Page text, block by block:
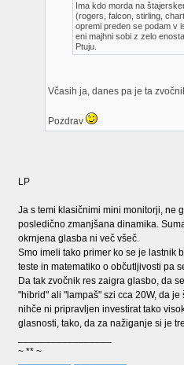
Ima kdo morda na
(rogers, falcon, stirling,
opremi preden se podam v
eni majhni sobi z zelo
Ptuju.
Včasih ja, danes pa je ta
Pozdrav
LP
Ja s temi klasičnimi mini monitorji, ne
posledično zmanjšana dinamika.
okrnjena glasba ni več všeč.
Smo imeli tako primer ko se je lastnik
teste in matematiko o občutljivosti pa
Da tak zvočnik res zaigra glasbo, da
"hibrid" ali "lampaš" szi cca 20W, da
nihče ni pripravljen investirat tako
glasnosti, tako, da za nažiganje si je
~ ** ~